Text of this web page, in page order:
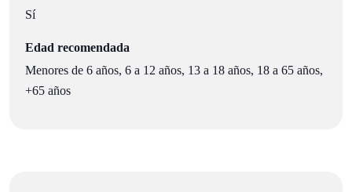
Sí
Edad recomendada
Menores de 6 años, 6 a 12 años, 13 a 18 años, 18 a 65 años,
+65 años